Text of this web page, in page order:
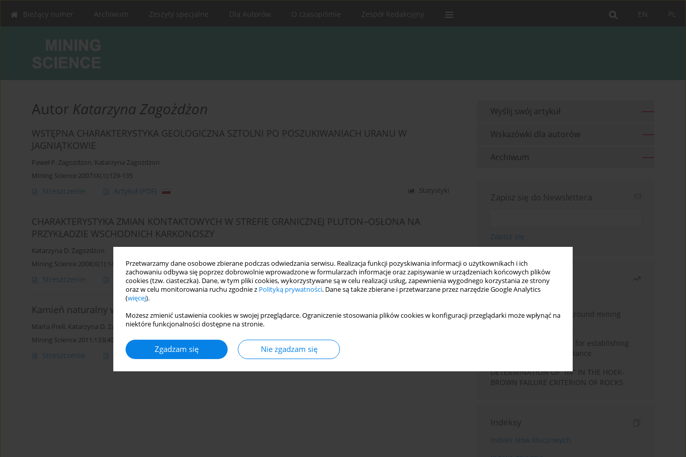
Przetwarzamy dane osobowe zbierane podczas odwiedzania serwisu. Realizacja funkcji pozyskiwania informacji o użytkownikach i ich
zachowaniu odbywa się poprzez dobrowolnie wprowadzone w formularzach informacje oraz zapisywanie w urządzeniach końcowych plików
cookies (tzw. ciasteczka). Dane, w tym pliki cookies, wykorzystywane są w celu realizacji usług, zapewnienia wygodnego korzystania ze strony
oraz w celu monitorowania ruchu zgodnie z Polityką prywatności. Dane są także zbierane i przetwarzane przez narzędzie Google Analytics
(więcej).
Możesz zmienić ustawienia cookies w swojej przeglądarce. Ograniczenie stosowania plików cookies w konfiguracji przeglądarki może wpłynąć na
niektóre funkcjonalności dostępne na stronie.
Zgadzam się Nie zgadzam się
PL
EN
Bieżący numer Archiwum Zeszyty specjalne Dla Autorów O czasopiśmie Zespół Redakcyjny
Autor Katarzyna Zagożdżon
WSTĘPNA CHARAKTERYSTYKA GEOLOGICZNA SZTOLNI PO POSZUKIWANIACH URANU W
JAGNIĄTKOWIE
Paweł P. Zagożdżon, Katarzyna Zagożdżon
Mining Science 2007;IX(1):129-135
Streszczenie Artykuł (PDF) Statystyki
CHARAKTERYSTYKA ZMIAN KONTAKTOWYCH W STREFIE GRANICZNEJ PLUTON–OSŁONA NA
PRZYKŁADZIE WSCHODNICH KARKONOSZY
Katarzyna D. Zagożdżon
Mining Science 2008;X(1):143-153
Streszczenie Artykuł(PDF) Statystyki
Kamień naturalny w wybranych obiektach komercyjnych Wrocławia
Marta Prell, Katarzyna D. Zagożdżon
Mining Science 2011;133(40):109-121
Streszczenie Artykuł
Wyślij swój artykuł
Wskazówki dla autorów
Archiwum
Zapisz się do Newslettera
Najczęściej czytane
Miesiąc
Rok
Methodology for underground mining
New theoretical method for establishing
indentation rolling resistance
DETERMINATION OF “mi” IN THE HOEK-
BROWN FAILURE CRITERION OF ROCKS
Indeksy
Indeks słów kluczowych